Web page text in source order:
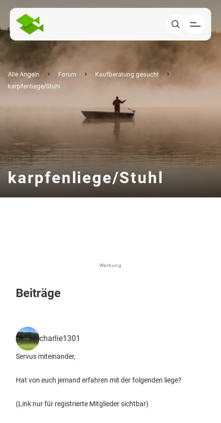
Alle Angeln Forum
Kaufberatung gesucht
karpfenliege/Stuhl
karpfenliege/Stuhl
Werbung
Beiträge
charlie1301
Servus miteinander,
Hat von euch jemand erfahren mit der folgenden liege?
(Link nur für registrierte Mitglieder sichtbar)